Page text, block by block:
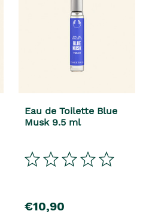
Eau de Toilette Blue
Musk 9.5 ml
€10,90